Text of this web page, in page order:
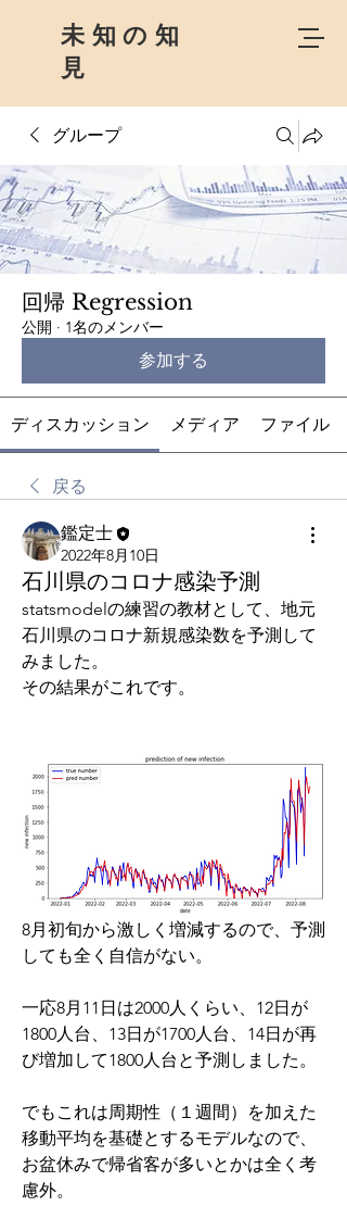
未知の知
見
グループ
回帰 Regression
公開 · 1名のメンバー
参加する
ディスカッション メディア ファイル
戻る
鑑定士
2022年8月10日
石川県のコロナ感染予測
statsmodelの練習の教材として、地元
石川県のコロナ新規感染数を予測して
みました。
その結果がこれです。
8月初旬から激しく増減するので、予測
しても全く自信がない。
一応8月11日は2000人くらい、12日が
1800人台、13日が1700人台、14日が再
び増加して1800人台と予測しました。
でもこれは周期性（１週間）を加えた
移動平均を基礎とするモデルなので、
お盆休みで帰省客が多いとかは全く考
慮外。